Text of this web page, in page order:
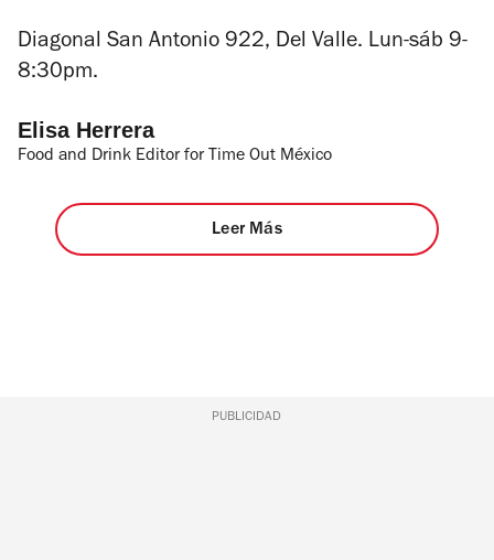
Diagonal San Antonio 922, Del Valle. Lun-sáb 9-
8:30pm.
Elisa Herrera
Food and Drink Editor for Time Out México
Leer Más
PUBLICIDAD